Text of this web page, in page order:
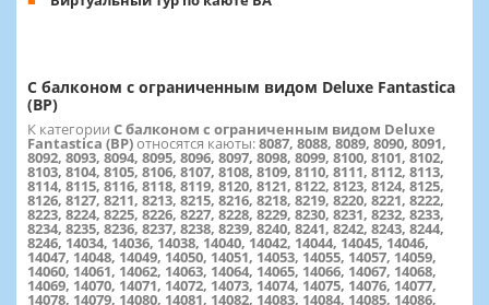
С балконом c ограниченным видом Deluxe Fantastica
(BP)
К категории С балконом c ограниченным видом Deluxe
Fantastica (BP)относятся каюты:8087, 8088, 8089, 8090, 8091,
8092, 8093, 8094, 8095, 8096, 8097, 8098, 8099, 8100, 8101, 8102,
8103, 8104, 8105, 8106, 8107, 8108, 8109, 8110, 8111, 8112, 8113,
8114, 8115, 8116, 8118, 8119, 8120, 8121, 8122, 8123, 8124, 8125,
8126, 8127, 8211, 8213, 8215, 8216, 8218, 8219, 8220, 8221, 8222,
8223, 8224, 8225, 8226, 8227, 8228, 8229, 8230, 8231, 8232, 8233,
8234, 8235, 8236, 8237, 8238, 8239, 8240, 8241, 8242, 8243, 8244,
8246, 14034, 14036, 14038, 14040, 14042, 14044, 14045, 14046,
14047, 14048, 14049, 14050, 14051, 14053, 14055, 14057, 14059,
14060, 14061, 14062, 14063, 14064, 14065, 14066, 14067, 14068,
14069, 14070, 14071, 14072, 14073, 14074, 14075, 14076, 14077,
14078, 14079, 14080, 14081, 14082, 14083, 14084, 14085, 14086,